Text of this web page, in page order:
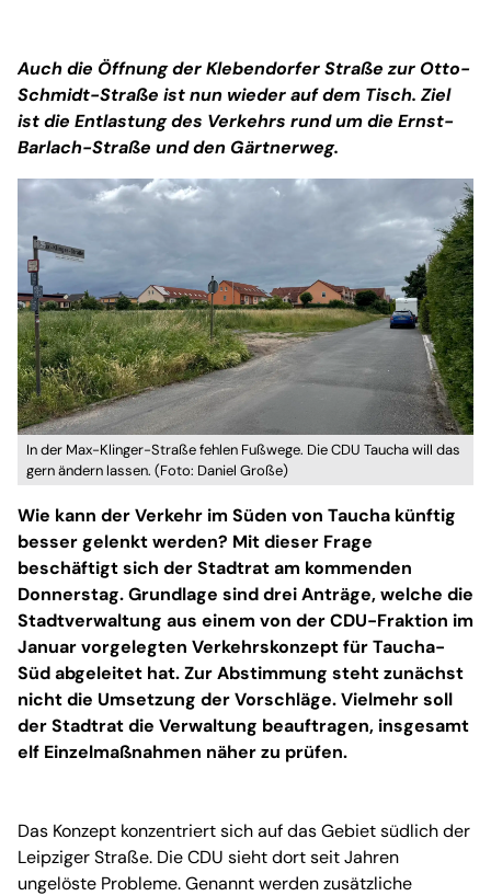
Auch die Öffnung der Klebendorfer Straße zur Otto-
Schmidt-Straße ist nun wieder auf dem Tisch. Ziel
ist die Entlastung des Verkehrs rund um die Ernst-
Barlach-Straße und den Gärtnerweg.
In der Max-Klinger-Straße fehlen Fußwege. Die CDU Taucha will das
gern ändern lassen. (Foto: Daniel Große)
Wie kann der Verkehr im Süden von Taucha künftig
besser gelenkt werden? Mit dieser Frage
beschäftigt sich der Stadtrat am kommenden
Donnerstag. Grundlage sind drei Anträge, welche die
Stadtverwaltung aus einem von der CDU-Fraktion im
Januar vorgelegten Verkehrskonzept für Taucha-
Süd abgeleitet hat. Zur Abstimmung steht zunächst
nicht die Umsetzung der Vorschläge. Vielmehr soll
der Stadtrat die Verwaltung beauftragen, insgesamt
elf Einzelmaßnahmen näher zu prüfen.
Das Konzept konzentriert sich auf das Gebiet südlich der
Leipziger Straße. Die CDU sieht dort seit Jahren
ungelöste Probleme. Genannt werden zusätzliche